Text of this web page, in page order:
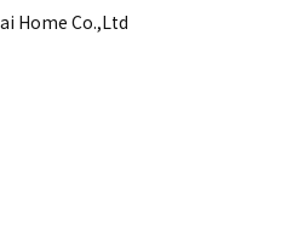
Home Co.,Ltd